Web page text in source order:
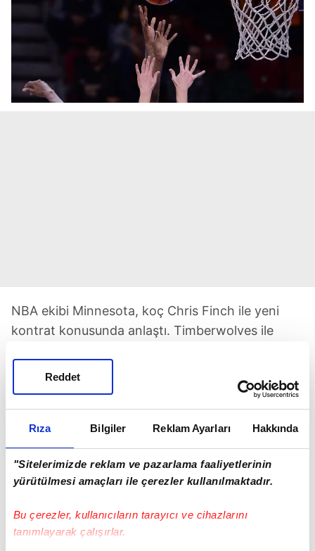
Rıza Bilgiler Reklam Ayarları Hakkında
"Sitelerimizde reklam ve pazarlama faaliyetlerinin
yürütülmesi amaçları ile çerezler kullanılmaktadır.
Bu çerezler, kullanıcıların tarayıcı ve cihazlarını
tanımlayarak çalışırlar.
Reddet
NBA ekibi Minnesota, koç Chris Finch ile yeni
kontrat konusunda anlaştı. Timberwolves ile
bir şekilde geçtiği ve 4 yıllık imza atılacağı ifade
edildi.
TIKLAYIN